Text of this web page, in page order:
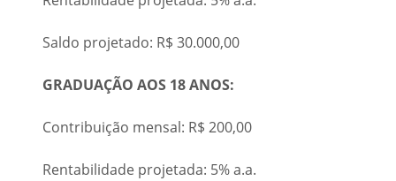
Saldo projetado: R$ 30.000,00
GRADUAÇÃO AOS 18 ANOS:
Contribuição mensal: R$ 200,00
Rentabilidade projetada: 5% a.a.